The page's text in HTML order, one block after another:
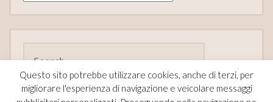
Questo sito potrebbe utilizzare cookies, anche di terzi, per
migliorare l'esperienza di navigazione e veicolare messaggi